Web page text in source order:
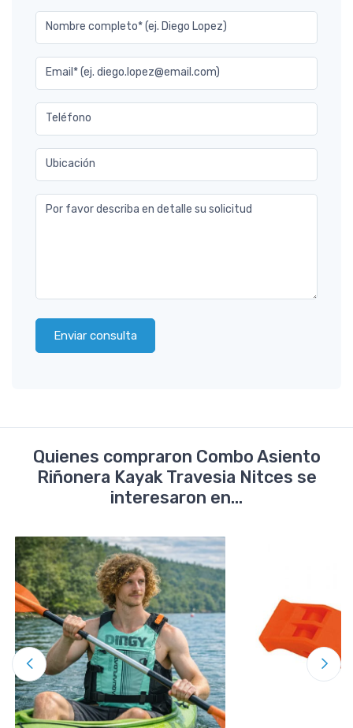
Nombre completo* (ej. Diego Lopez)
Email* (ej. diego.lopez@email.com)
Teléfono
Ubicación
Por favor describa en detalle su solicitud
Enviar consulta
Quienes compraron Combo Asiento
Riñonera Kayak Travesia Nitces se
interesaron en...